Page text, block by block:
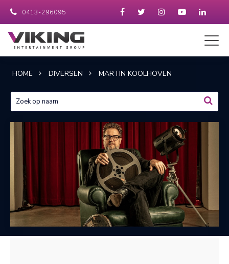
0413-296095
HOME DIVERSEN MARTIN KOOLHOVEN